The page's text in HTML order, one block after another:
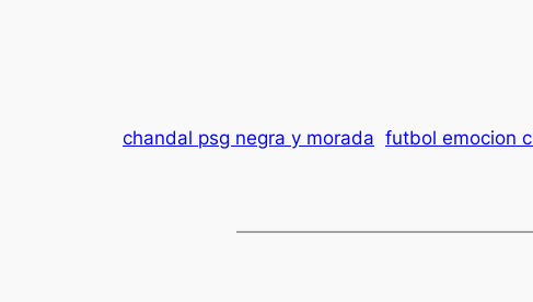
chandal psg negra y morada futbol emocion